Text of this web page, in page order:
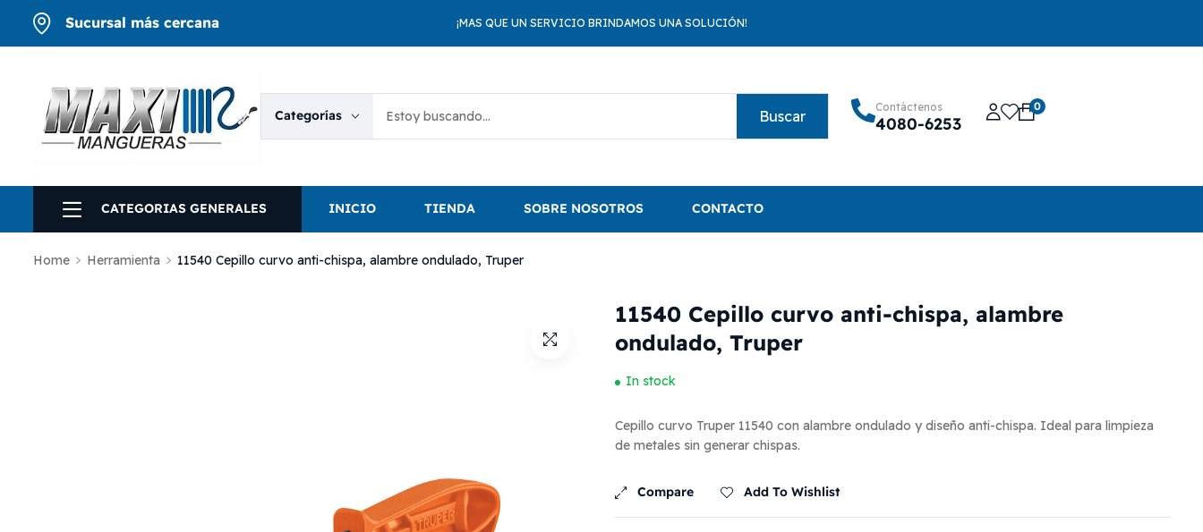
Sucursal más cercana ¡MAS QUE UN SERVICIO BRINDAMOS UNA SOLUCIÓN!
Categorías Buscar
Contáctenos
4080-6253
0
CATEGORIAS GENERALES INICIO TIENDA SOBRE NOSOTROS CONTACTO
Home Herramienta 11540 Cepillo curvo anti-chispa, alambre ondulado, Truper
11540 Cepillo curvo anti-chispa, alambre
ondulado, Truper
In stock
Cepillo curvo Truper 11540 con alambre ondulado y diseño anti-chispa. Ideal para limpieza
de metales sin generar chispas.
Compare Add To Wishlist